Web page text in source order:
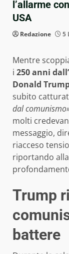
l’allarme
USA
Redazione 5
Mentre
i 250 anni
Donald
subito
dal
molti
messaggio,
riacceso
riportando
Trump
battere